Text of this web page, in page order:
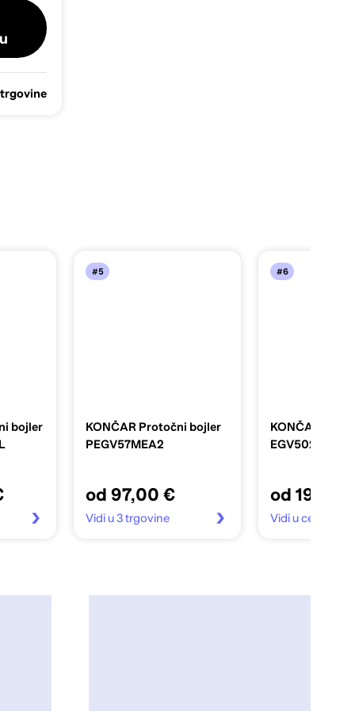
bojler
#5
KONČAR Protočni bojler
PEGV57MEA2
od 97,00 €
Vidi u 3 trgovine
#6
KONČAR
EGV502SRDM
od
Vidi u centar